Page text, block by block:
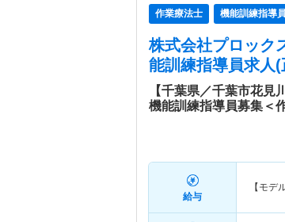
作業療法士 機能訓練指導員
株式会社プロック
能訓練指導員求人(
【千葉県／千葉市花
機能訓練指導員募集＜
給与
【モデ